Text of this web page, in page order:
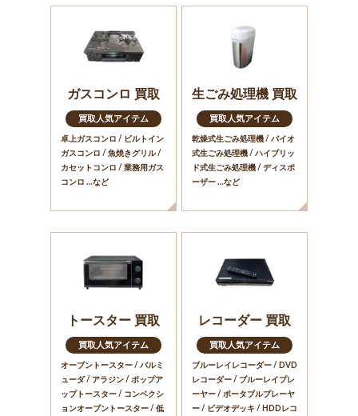
ガスコンロ 買取
買取人気アイテム
卓上ガスコンロ / ビルトイン
ガスコンロ / 魚焼きグリル /
カセットコンロ / 業務用ガス
コンロ …など
生ごみ処理機 買取
買取人気アイテム
乾燥式生ごみ処理機 / バイオ
式生ごみ処理機 / ハイブリッ
ド式生ごみ処理機 / ディスポ
ーザー …など
トースター 買取
買取人気アイテム
オーブントースター / バルミ
ューダ / アラジン / ポップア
ップトースター / コンベクシ
ョンオーブントースター / 低
レコーダー 買取
買取人気アイテム
ブルーレイレコーダー / DVD
レコーダー / ブルーレイプレ
ーヤー / ポータブルプレーヤ
ー / ビデオデッキ / HDDレコ